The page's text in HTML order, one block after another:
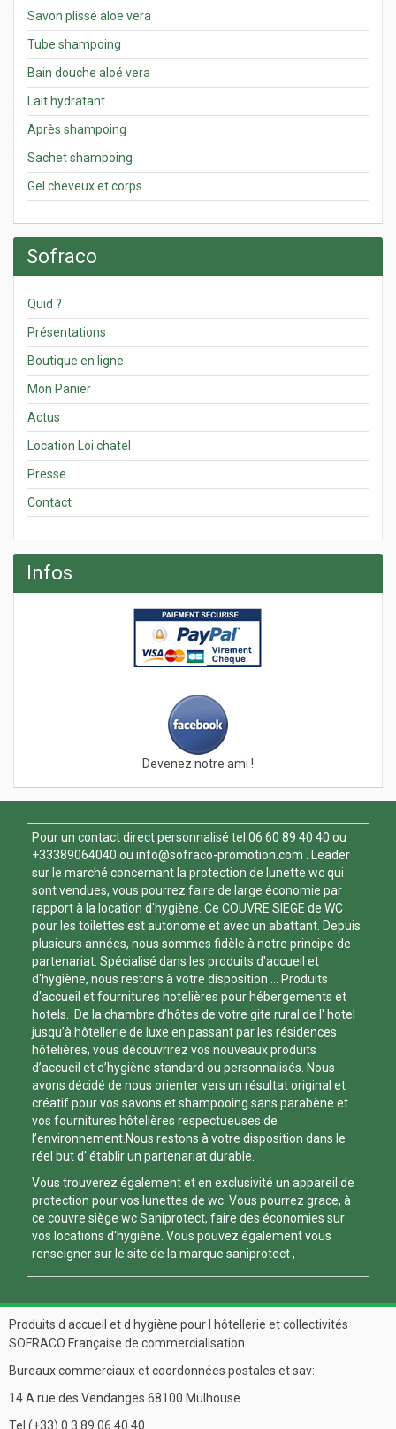
Savon plissé aloe vera
Tube shampoing
Bain douche aloé vera
Lait hydratant
Après shampoing
Sachet shampoing
Gel cheveux et corps
Sofraco
Quid ?
Présentations
Boutique en ligne
Mon Panier
Actus
Location Loi chatel
Presse
Contact
Infos
Devenez notre ami !
Pour un contact direct personnalisé tel 06 60 89 40 40 ou
+33389064040 ou info@sofraco-promotion.com . Leader
sur le marché concernant la protection de lunette wc qui
sont vendues, vous pourrez faire de large économie par
rapport à la location d'hygiène. Ce COUVRE SIEGE de WC
pour les toilettes est autonome et avec un abattant. Depuis
plusieurs années, nous sommes fidèle à notre principe de
partenariat. Spécialisé dans les produits d'accueil et
d'hygiène, nous restons à votre disposition ... Produits
d'accueil et fournitures hotelières pour hébergements et
hotels. De la chambre d’hôtes de votre gite rural de l' hotel
jusqu’à hôtellerie de luxe en passant par les résidences
hôtelières, vous découvrirez vos nouveaux produits
d’accueil et d’hygiène standard ou personnalisés. Nous
avons décidé de nous orienter vers un résultat original et
créatif pour vos savons et shampooing sans parabène et
vos fournitures hôtelières respectueuses de
l’environnement.Nous restons à votre disposition dans le
réel but d' établir un partenariat durable.
Vous trouverez également et en exclusivité un appareil de
protection pour vos lunettes de wc . Vous pourrez grace, à
ce couvre siège wcSaniprotect, faire des économies sur
vos locations d'hygiène. Vous pouvez également vous
renseigner sur le site de la marque saniprotect,
Produits d accueil et d hygiène pour l hôtellerie et collectivités
SOFRACO Française de commercialisation
Bureaux commerciaux et coordonnées postales et sav:
14 A rue des Vendanges 68100 Mulhouse
Tel (+33) 0 3 89 06 40 40